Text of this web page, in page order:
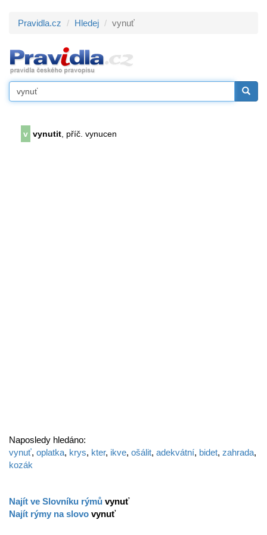
Pravidla.cz Hledej vynuť
v vynutit , příč. vynucen
Naposledy hledáno:
vynuť, oplatka, krys, kter, ikve, ošálit, adekvátní, bidet, zahrada,
kozák
Najít ve Slovníku rýmů vynuť
Najít rýmy na slovo vynuť